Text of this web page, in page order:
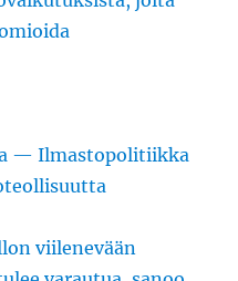
— Ilmastopolitiikka
viilenevään